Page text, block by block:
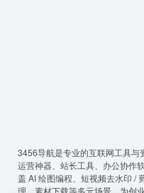
3456导航是专业的互联网工具与
运营神器、站长工具、办公协作
盖 AI 绘图编程、短视频去水印 /
理、素材下载等多元场景，为创